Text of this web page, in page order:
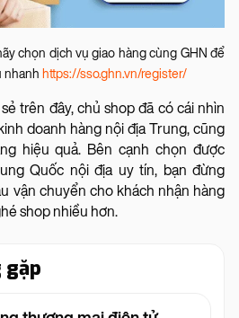
chọn dịch vụ giao hàng cùng GHN để
nhanh https://sso.ghn.vn/register/
trên đây, chủ shop đã có cái nhìn
doanh hàng nội địa Trung, cũng
hiệu quả. Bên cạnh chọn được
Quốc nội địa uy tín, bạn đừng
vận chuyển cho khách nhận hàng
shop nhiều hơn.
gặp